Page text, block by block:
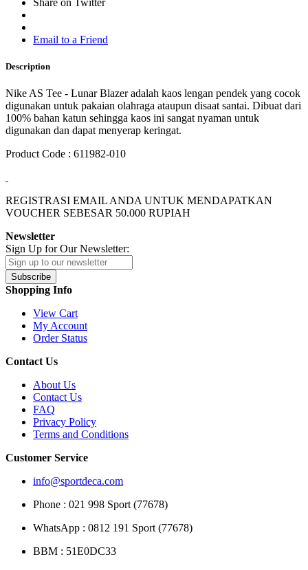
Email to a Friend
Description
Nike AS Tee - Lunar Blazer adalah kaos lengan pendek yang cocok
digunakan untuk pakaian olahraga ataupun disaat santai. Dibuat dari
100% bahan katun sehingga kaos ini sangat nyaman untuk
digunakan dan dapat menyerap keringat.
Product Code : 611982-010
REGISTRASI EMAIL ANDA UNTUK MENDAPATKAN
VOUCHER SEBESAR 50.000 RUPIAH
Newsletter
Sign Up for Our Newsletter:
Subscribe
Shopping Info
View Cart
My Account
Order Status
Contact Us
About Us
Contact Us
FAQ
Privacy Policy
Terms and Conditions
Customer Service
info@sportdeca.com
Phone : 021 998 Sport (77678)
WhatsApp : 0812 191 Sport (77678)
BBM : 51E0DC33